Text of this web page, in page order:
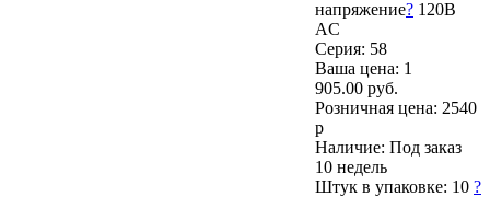
напряжение? 120В
AC
Серия: 58
Ваша цена: 1
905.00 руб.
Розничная цена: 2540
р
Наличие: Под заказ
10 недель
Штук в упаковке: 10 ?